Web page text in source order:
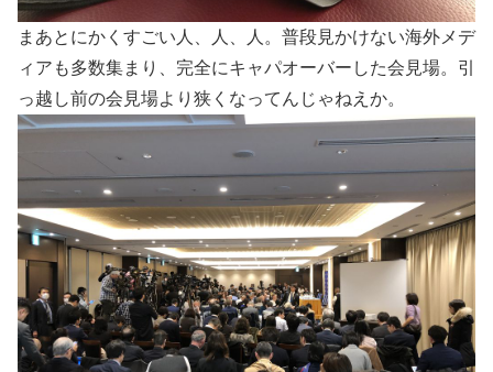
まあとにかくすごい人、人、人。普段見かけない海外メデ
ィアも多数集まり、完全にキャパオーバーした会見場。引
っ越し前の会見場より狭くなってんじゃねえか。